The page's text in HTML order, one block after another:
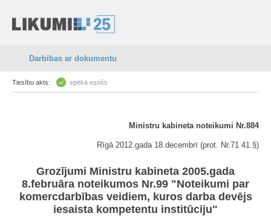
Darbības ar dokumentu
Tiesību akts: spēkā esošs
Ministru kabineta noteikumi Nr.884
Rīgā 2012.gada 18.decembrī (prot. Nr.71 41.§)
Grozījumi Ministru kabineta 2005.gada
8.februāra noteikumos Nr.99 "Noteikumi par
komercdarbības veidiem, kuros darba devējs
iesaista kompetentu institūciju"